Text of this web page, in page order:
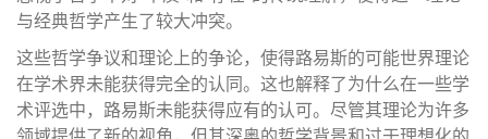
与经典哲学产生了较大冲突。
这些哲学争议和理论上的争论，使得路易斯的可能世界理论
在学术界未能获得完全的认同。这也解释了为什么在一些学
术评选中，路易斯未能获得应有的认可。尽管其理论为许多
领域提供了新的视角，但其深奥的哲学背景和过于理想化的